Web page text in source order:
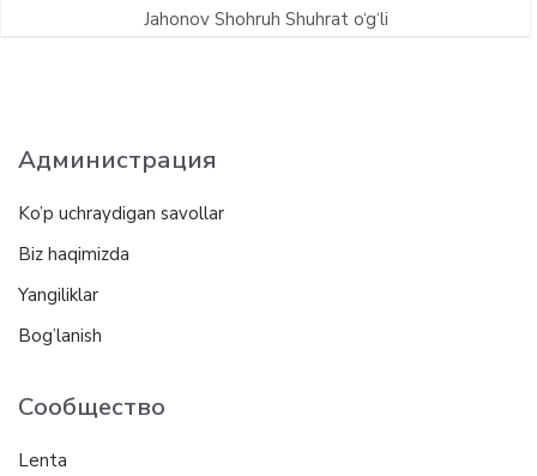
Jahonov Shohruh Shuhrat o‘g‘li
Администрация
Ko’p uchraydigan savollar
Biz haqimizda
Yangiliklar
Bog’lanish
Сообщество
Lenta